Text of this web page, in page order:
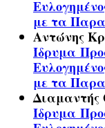
με τα
Αντώνης
Ίδρυμα
με τα
Διαμαντής
Ίδρυμα